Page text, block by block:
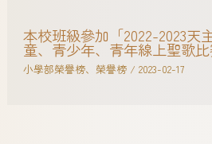
本校班級參加「2022-2023天
童、青少年、青年線上聖歌比
小學部榮譽榜、 榮譽榜/ 2023-02-17